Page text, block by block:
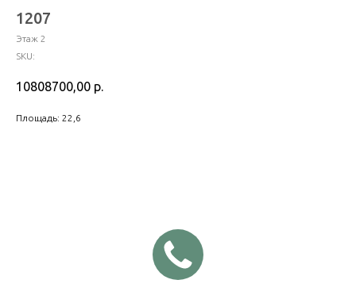
1207
Этаж 2
SKU:
10808700,00 р.
Площадь: 22,6